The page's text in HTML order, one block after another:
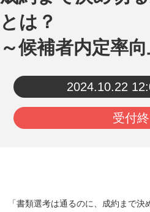
とは？
～候補者内定率
2024.10.22
受付
「書類選考は通るのに、成約まで